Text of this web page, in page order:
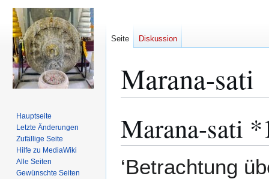
Marana-sati
Navigation
Suche
Marana-sati
‘Betrachtung
Seite Diskussion
Hauptseite
Letzte Änderungen
Zufällige Seite
Hilfe zu MediaWiki
Alle Seiten
Gewünschte Seiten